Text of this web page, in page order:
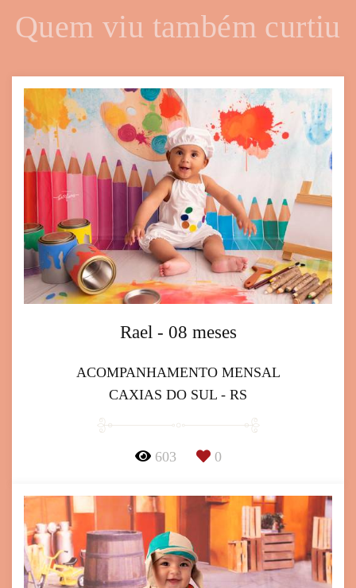
Quem viu também curtiu
Rael - 08 meses
ACOMPANHAMENTO MENSAL
CAXIAS DO SUL - RS
603 0